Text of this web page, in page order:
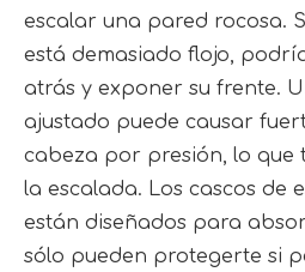
escalar una pared rocosa.
está demasiado flojo,
atrás y exponer su frente.
ajustado puede causar
cabeza por presión, lo
la escalada. Los cascos de
están diseñados para
sólo pueden protegerte si